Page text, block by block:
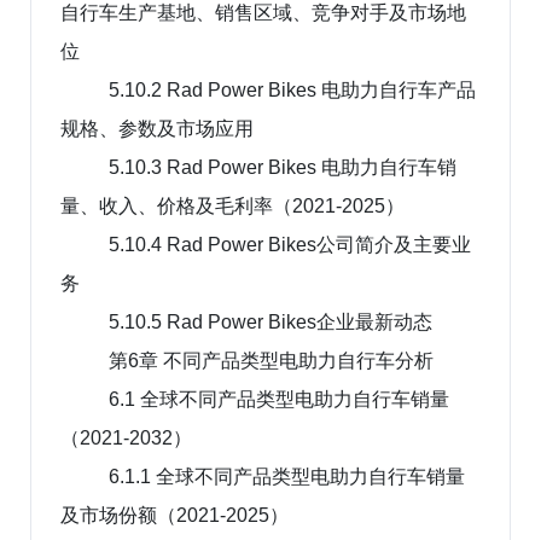
自行车生产基地、销售区域、竞争对手及市场地
位
5.10.2 Rad Power Bikes 电助力自行车产品
规格、参数及市场应用
5.10.3 Rad Power Bikes 电助力自行车销
量、收入、价格及毛利率（2021-2025）
5.10.4 Rad Power Bikes公司简介及主要业
务
5.10.5 Rad Power Bikes企业最新动态
第6章 不同产品类型电助力自行车分析
6.1 全球不同产品类型电助力自行车销量
（2021-2032）
6.1.1 全球不同产品类型电助力自行车销量
及市场份额（2021-2025）